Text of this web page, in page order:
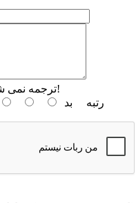
HTML ترجمه نمی شود!
رتبه بد